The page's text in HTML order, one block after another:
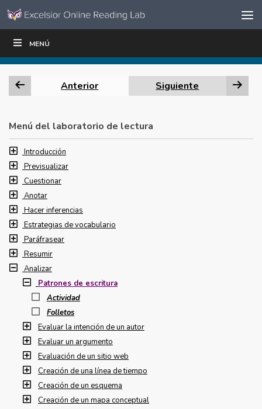
Ir al contenido
navegación
MENÚ
ESCRIBIR
Anterior Siguiente
Menú del laboratorio de lectura
Introducción
Previsualizar
Cuestionar
Anotar
Hacer inferencias
Estrategias de vocabulario
Paráfrasear
Resumir
Analizar
Patrones de escritura
Actividad
Folletos
Evaluar la intención de un autor
Evaluar un argumento
Evaluación de un sitio web
Creación de una línea de tiempo
Creación de un esquema
Creación de un mapa conceptual